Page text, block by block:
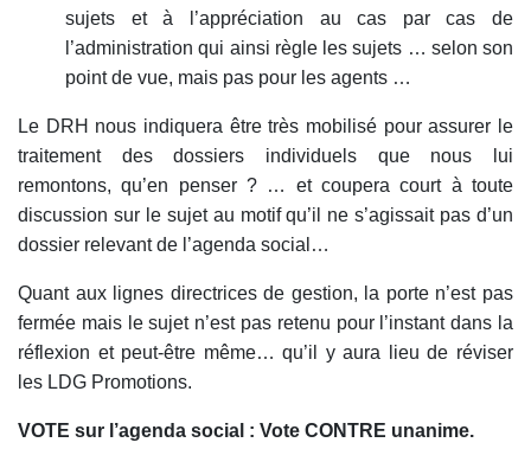
sujets et à l’appréciation au cas par cas de
l’administration qui ainsi règle les sujets … selon son
point de vue, mais pas pour les agents …
Le DRH nous indiquera être très mobilisé pour assurer le
traitement des dossiers individuels que nous lui
remontons, qu’en penser ? … et coupera court à toute
discussion sur le sujet au motif qu’il ne s’agissait pas d’un
dossier relevant de l’agenda social…
Quant aux lignes directrices de gestion, la porte n’est pas
fermée mais le sujet n’est pas retenu pour l’instant dans la
réflexion et peut-être même… qu’il y aura lieu de réviser
les LDG Promotions.
VOTE sur l’agenda social : Vote CONTRE unanime.